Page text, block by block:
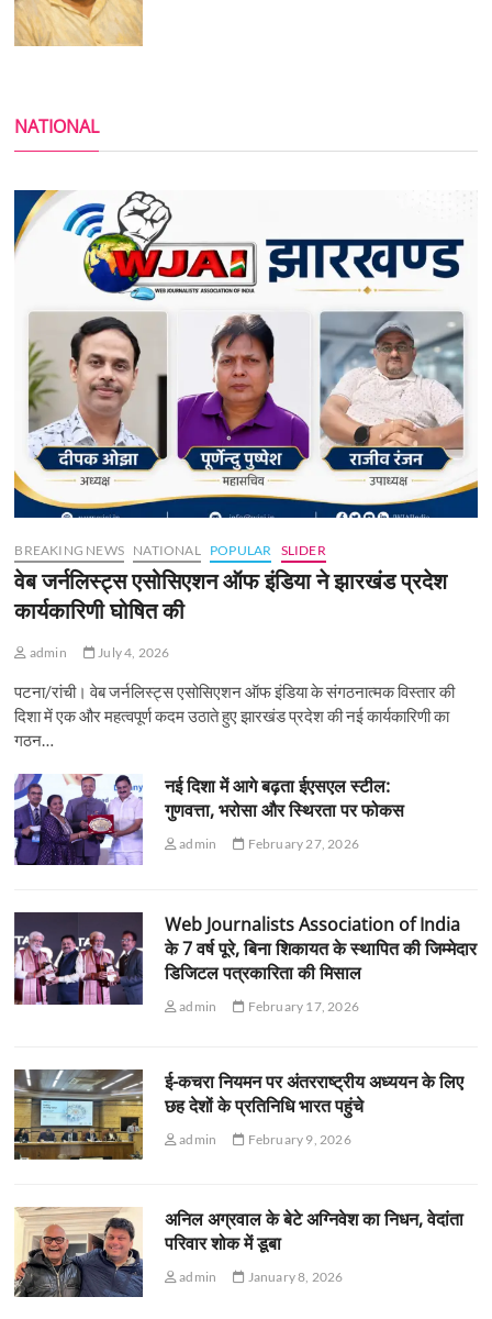
NATIONAL
BREAKING NEWS NATIONAL POPULAR SLIDER
वेब जर्नलिस्ट्स एसोसिएशन ऑफ इंडिया ने झारखंड प्रदेश
कार्यकारिणी घोषित की
admin July 4, 2026
पटना/रांची। वेब जर्नलिस्ट्स एसोसिएशन ऑफ इंडिया के संगठनात्मक विस्तार की
दिशा में एक और महत्वपूर्ण कदम उठाते हुए झारखंड प्रदेश की नई कार्यकारिणी का
गठन…
नई दिशा में आगे बढ़ता ईएसएल स्टील:
गुणवत्ता, भरोसा और स्थिरता पर फोकस
admin February 27, 2026
Web Journalists Association of India
के 7 वर्ष पूरे, बिना शिकायत के स्थापित की जिम्मेदार
डिजिटल पत्रकारिता की मिसाल
admin February 17, 2026
ई-कचरा नियमन पर अंतरराष्ट्रीय अध्ययन के लिए
छह देशों के प्रतिनिधि भारत पहुंचे
admin February 9, 2026
अनिल अग्रवाल के बेटे अग्निवेश का निधन, वेदांता
परिवार शोक में डूबा
admin January 8, 2026